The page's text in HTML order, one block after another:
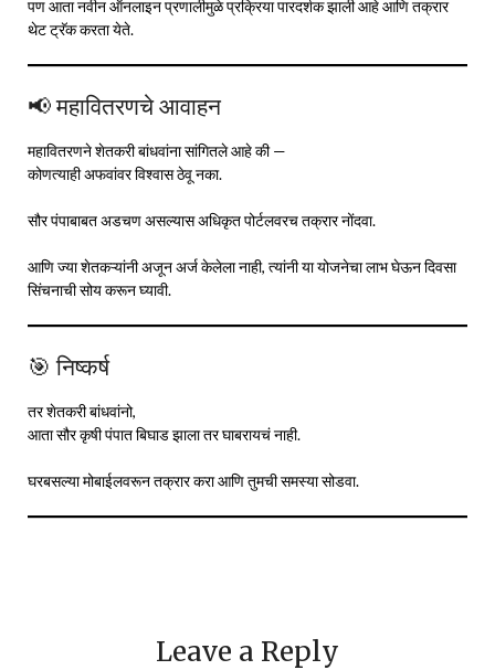
पण आता नवीन ऑनलाइन प्रणालीमुळे प्रक्रिया पारदर्शक झाली आहे आणि तक्रार
थेट ट्रॅक करता येते.
📢 महावितरणचे आवाहन
महावितरणने शेतकरी बांधवांना सांगितले आहे की —
कोणत्याही अफवांवर विश्वास ठेवू नका.
सौर पंपाबाबत अडचण असल्यास अधिकृत पोर्टलवरच तक्रार नोंदवा.
आणि ज्या शेतकऱ्यांनी अजून अर्ज केलेला नाही, त्यांनी या योजनेचा लाभ घेऊन दिवसा
सिंचनाची सोय करून घ्यावी.
🎯 निष्कर्ष
तर शेतकरी बांधवांनो,
आता सौर कृषी पंपात बिघाड झाला तर घाबरायचं नाही.
घरबसल्या मोबाईलवरून तक्रार करा आणि तुमची समस्या सोडवा.
Leave a Reply